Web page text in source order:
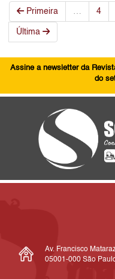
Primeira 4
Última
Assine a newsletter da
do
Av. Francisco
05001-000 São